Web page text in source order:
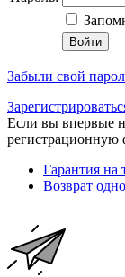
Забыли свой
Если вы впервые
регистрационную
Гарантия на
Возврат